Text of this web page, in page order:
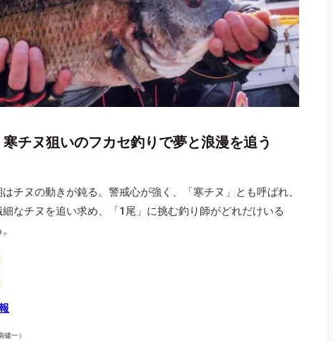
チヌ狙いのフカセ釣りで夢と浪漫を追う
チヌの動きが鈍る。警戒心が強く、「寒チヌ」とも呼ばれ、
なチヌを追い求め、「1尾」に挑む釣り師がどれだけいる
一）